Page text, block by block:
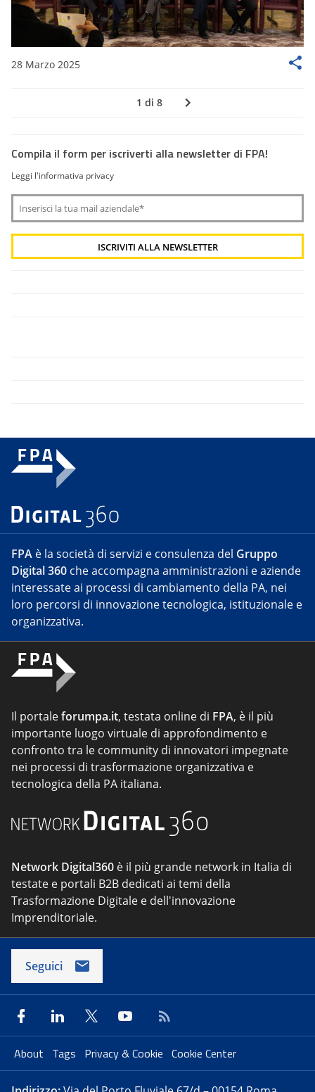
28 Marzo 2025
1 di 8
Compila il form per iscriverti alla newsletter di FPA!
Leggi l'informativa privacy
FPA è la società di servizi e consulenza del Gruppo
Digital 360 che accompagna amministrazioni e aziende
interessate ai processi di cambiamento della PA, nei
loro percorsi di innovazione tecnologica, istituzionale e
organizzativa.
Il portaleforumpa.it, testata online di FPA, è il più
importante luogo virtuale di approfondimento e
confronto tra le community di innovatori impegnate
nei processi di trasformazione organizzativa e
tecnologica della PA italiana.
Network Digital360 è il più grande network in Italia di
testate e portali B2B dedicati ai temi della
Trasformazione Digitale e dell'innovazione
Imprenditoriale.
Seguici
About Tags Privacy & Cookie Cookie Center